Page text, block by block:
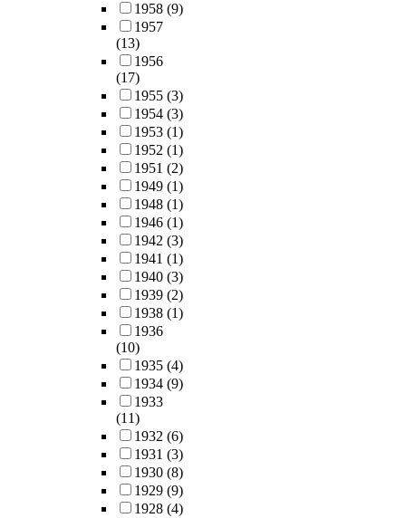
1958 (9)
1957
(13)
1956
(17)
1955 (3)
1954 (3)
1953 (1)
1952 (1)
1951 (2)
1949 (1)
1948 (1)
1946 (1)
1942 (3)
1941 (1)
1940 (3)
1939 (2)
1938 (1)
1936
(10)
1935 (4)
1934 (9)
1933
(11)
1932 (6)
1931 (3)
1930 (8)
1929 (9)
1928 (4)